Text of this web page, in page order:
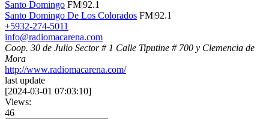
Santo Domingo FM|92.1
Santo Domingo De Los Colorados FM|92.1
+5932-274-5011
info@radiomacarena.com
Coop. 30 de Julio Sector # 1 Calle Tiputine # 700 y Clemencia de
Mora
http://www.radiomacarena.com/
last update
[2024-03-01 07:03:10]
Views:
46